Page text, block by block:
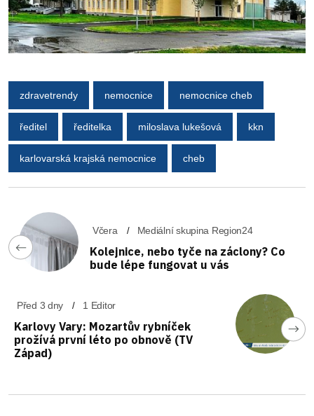
zdravetrendy nemocnice nemocnice cheb
ředitel ředitelka miloslava lukešová kkn
karlovarská krajská nemocnice cheb
Včera Mediální skupina Region24
Kolejnice, nebo tyče na záclony? Co
bude lépe fungovat u vás
Před 3 dny 1 Editor
Karlovy Vary: Mozartův rybníček
prožívá první léto po obnově (TV
Západ)